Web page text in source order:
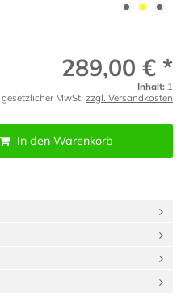
289,00 € *
Inhalt: 1
MwSt. zzgl. Versandkosten
In den Warenkorb